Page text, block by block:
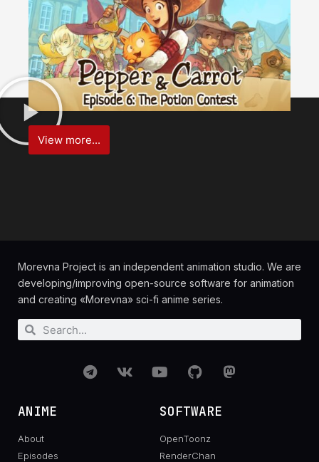
View more...
Morevna Project is an independent animation studio. We are
developing/improving open-source software for animation
and creating «Morevna» sci-fi anime series.
ANIME
About
Episodes
SOFTWARE
OpenToonz
RenderChan